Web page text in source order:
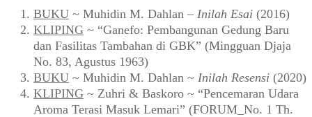
BUKU ~ Muhidin M. Dahlan – Inilah Esai (2016)
KLIPING ~ “Ganefo: Pembangunan Gedung Baru
dan Fasilitas Tambahan di GBK” (Mingguan Djaja
No. 83, Agustus 1963)
BUKU ~ Muhidin M. Dahlan ~ Inilah Resensi (2020)
KLIPING ~ Zuhri & Baskoro ~ “Pencemaran Udara
Aroma Terasi Masuk Lemari” (FORUM_No. 1 Th.